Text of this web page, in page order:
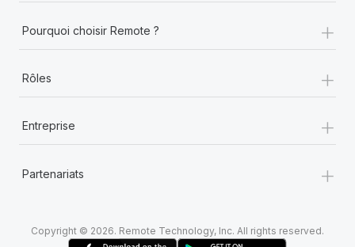
Pourquoi choisir Remote ? +
Rôles +
Entreprise +
Partenariats +
Copyright © 2026. Remote Technology, Inc. All rights reserved.